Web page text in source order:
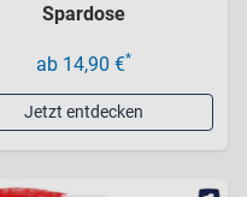
Spardose
ab 14,90 €*
Jetzt entdecken